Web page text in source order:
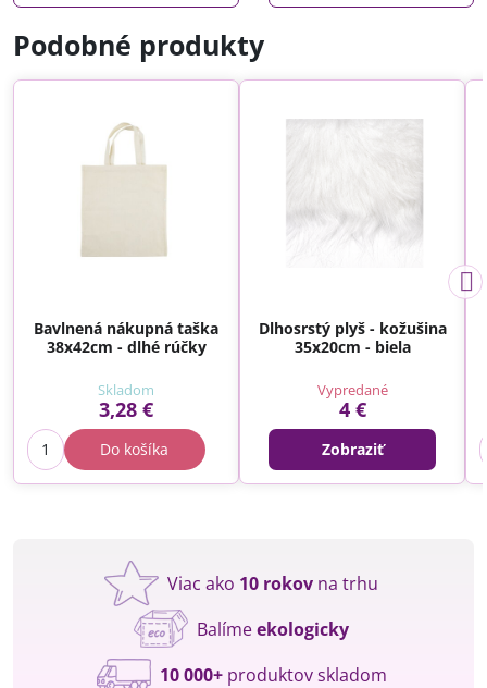
Podobné produkty
Bavlnená nákupná taška
38x42cm - dlhé rúčky
Skladom
3,28 €
Do košíka
Dlhosrstý plyš - kožušina
35x20cm - biela
Vypredané
4 €
Zobraziť
Viac ako 10 rokov na trhu
Balímeekologicky
10 000+produktov skladom